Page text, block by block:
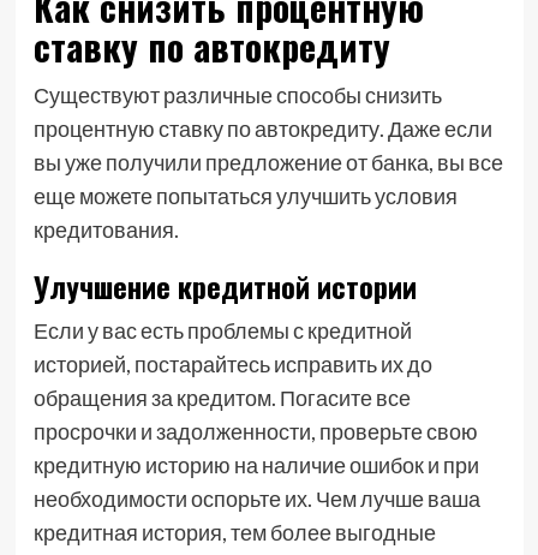
ставку по автокредиту
Существуют различные способы снизить
процентную ставку по автокредиту. Даже если
вы уже получили предложение от банка, вы все
еще можете попытаться улучшить условия
кредитования.
Улучшение кредитной истории
Если у вас есть проблемы с кредитной
историей, постарайтесь исправить их до
обращения за кредитом. Погасите все
просрочки и задолженности, проверьте свою
кредитную историю на наличие ошибок и при
необходимости оспорьте их. Чем лучше ваша
кредитная история, тем более выгодные